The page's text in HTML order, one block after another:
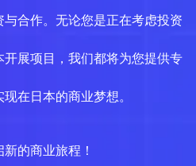
合作。无论您是正在考虑投资
展项目，我们都将为您提供专
在日本的商业梦想。
的商业旅程！